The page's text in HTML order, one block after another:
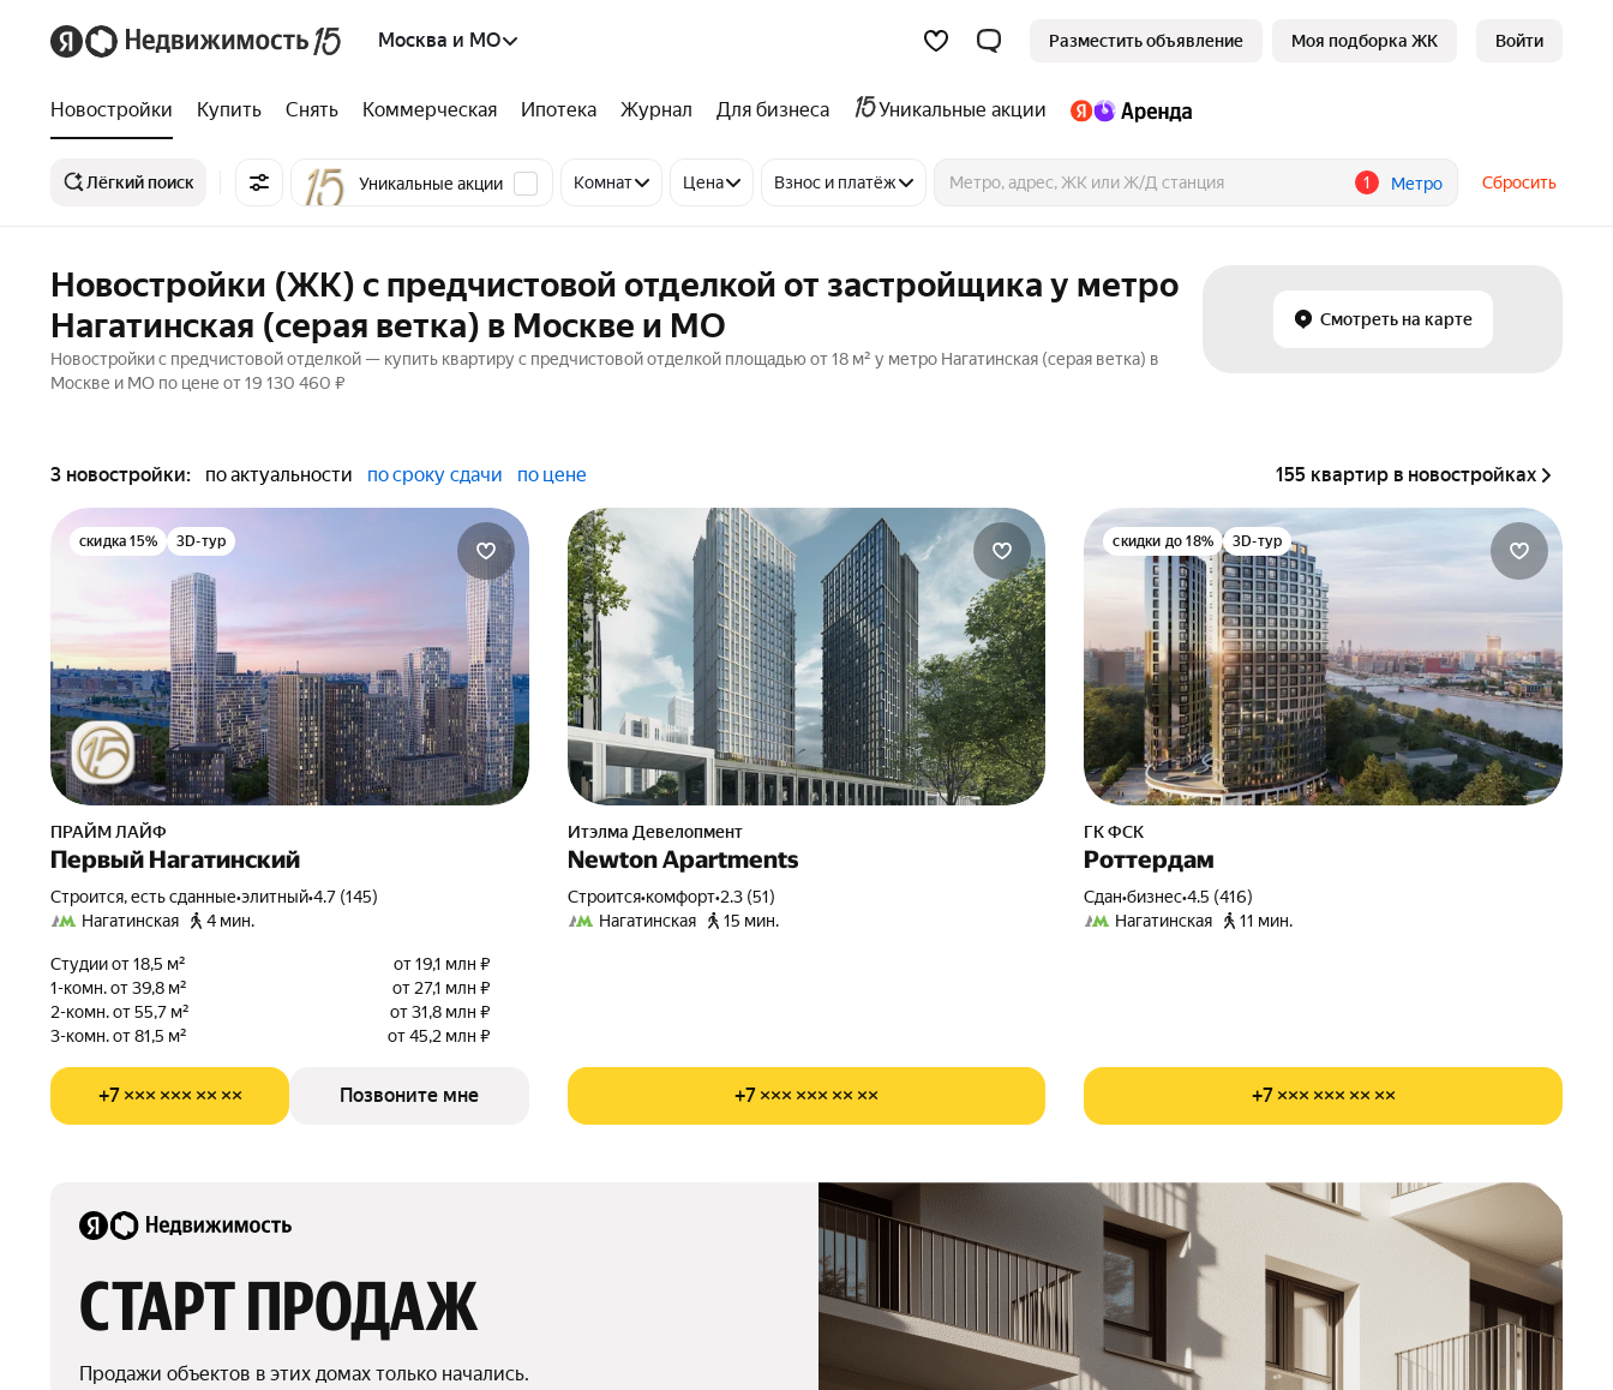
Москва и МО Разместить объявление Моя подборка ЖК Войти
Новостройки Купить Снять Коммерческая Ипотека Журнал Для бизнеса Уникальные акции
Лёгкий поиск Уникальные акции Комнат Цена Взнос и платёж 1 Метро Сбросить
Новостройки (ЖК) с предчистовой отделкой от застройщика у метро
Нагатинская (серая ветка) в Москве и МО
Новостройки с предчистовой отделкой — купить квартиру с предчистовой отделкой площадью от 18 м² у метро Нагатинская (серая ветка) в
Москве и МО по цене от 19 130 460 ₽
Смотреть на карте
3 новостройки: по актуальности по сроку сдачи по цене 155 квартир в новостройках
скидка 15% 3D-тур
ПРАЙМ ЛАЙФ
Первый Нагатинский
Строится, есть сданные•элитный•4.7 (145)
Нагатинская
4 мин.
Студии от 18,5 м²
от 19,1 млн ₽
1-комн. от 39,8 м²
от 27,1 млн ₽
2-комн. от 55,7 м²
от 31,8 млн ₽
3-комн. от 81,5 м²
от 45,2 млн ₽
+7 ××× ××× ×× ×× Позвоните мне
Итэлма Девелопмент
Newton Apartments
Строится•комфорт•2.3 (51)
Нагатинская
15 мин.
+7 ××× ××× ×× ××
скидки до 18% 3D-тур
ГК ФСК
Роттердам
Сдан•бизнес•4.5 (416)
Нагатинская
11 мин.
+7 ××× ××× ×× ××
СТАРТ ПРОДАЖ
Продажи объектов в этих домах только начались.